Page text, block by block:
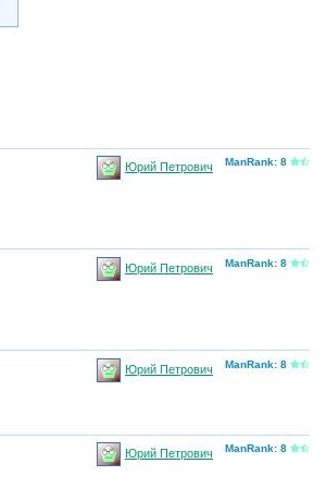
Юрий Петрович ManRank: 8
Юрий Петрович ManRank: 8
Юрий Петрович ManRank: 8
Юрий Петрович ManRank: 8